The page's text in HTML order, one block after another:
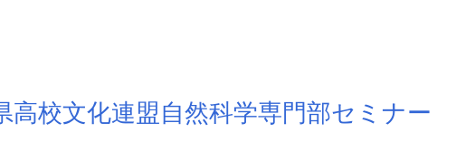
高校文化連盟自然科学専門部セミナ